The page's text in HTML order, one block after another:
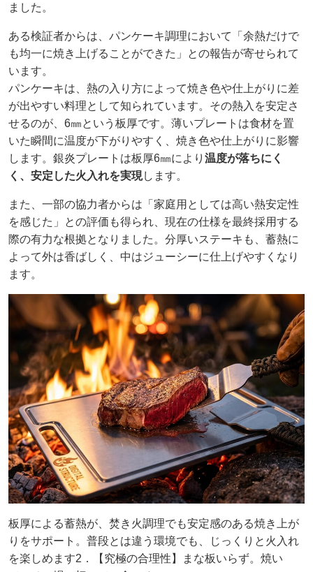
ました。
ある検証者からは、パンケーキ調理において「余熱だけで
も均一に焼き上げることができた」との報告が寄せられて
います。
パンケーキは、熱の入り方によって焼き色や仕上がりに差
が出やすい料理として知られています。その熱入を安定さ
せるのが、6㎜という板厚です。薄いプレートは食材を置
いた瞬間に温度が下がりやすく、焼き色や仕上がりに影響
します。銀炎プレートは板厚6㎜により 温度が落ちにく
く、安定した火入れを実現します。
また、一部の協力者からは「家庭用としては高い熱安定性
を感じた」との評価も得られ、現在の仕様を最終採用する
際の有力な根拠となりました。分厚いステーキも、蓄熱に
よって外は香ばしく、中はジューシーに仕上げやすくなり
ます。
板厚による蓄熱が、焚き火調理でも安定感のある焼き上が
りをサポート。普段とは違う環境でも、じっくりと火入れ
を楽しめます2．【究極の合理性】まな板いらず。焼い